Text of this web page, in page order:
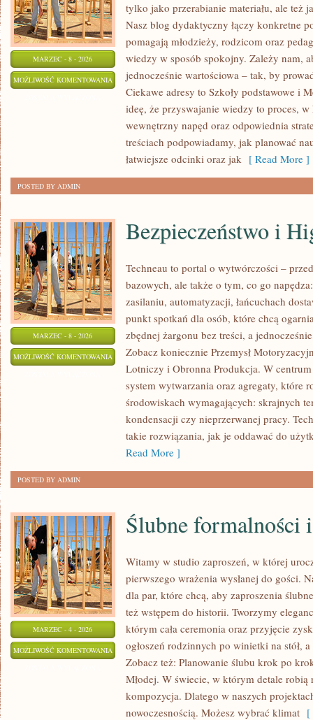
MARZEC - 8 - 2026
MOŻLIWOŚĆ KOMENTOWANIA SZKOŁY
PODSTAWOWE
tylko jako przerabianie materiału, ale też
Nasz blog dydaktyczny łączy konkretne
pomagają młodzieży, rodzicom oraz
wiedzy w sposób spokojny. Zależy nam,
jednocześnie wartościowa – tak, by
Ciekawe adresy to Szkoły podstawowe i
ideę, że przyswajanie wiedzy to proces,
wewnętrzny napęd oraz odpowiednia
treściach podpowiadamy, jak planować
łatwiejsze odcinki oraz jak [ Read More ]
POSTED BY ADMIN
MARZEC - 8 - 2026
MOŻLIWOŚĆ KOMENTOWANIA BEZPIECZEŃSTWO
HIGIENA
PRACY
Bezpieczeństwo i
Techneau to portal o wytwórczości –
bazowych, ale także o tym, co go
zasilaniu, automatyzacji, łańcuchach
punkt spotkań dla osób, które chcą
zbędnej żargonu bez treści, a
Zobacz koniecznie Przemysł
Lotniczy i Obronna Produkcja. W centrum
system wytwarzania oraz agregaty, które
środowiskach wymagających: skrajnych
kondensacji czy nieprzerwanej pracy.
takie rozwiązania, jak je oddawać do
Read More ]
POSTED BY ADMIN
MARZEC - 4 - 2026
MOŻLIWOŚĆ KOMENTOWANIA ŚLUBNE
FORMALNOŚCI
DOKUMENTY
Ślubne formalności
Witamy w studio zaproszeń, w której
pierwszego wrażenia wysłanej do gości.
dla par, które chcą, aby zaproszenia
też wstępem do historii. Tworzymy
którym cała ceremonia oraz przyjęcie
ogłoszeń rodzinnych po winietki na stół,
Zobacz też: Planowanie ślubu krok po
Młodej. W świecie, w którym detale
kompozycja. Dlatego w naszych
nowoczesnością. Możesz wybrać klimat [